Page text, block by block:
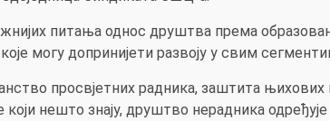
питања однос друштва према
могу допринијети развоју у свим
просвјетних радника, заштита
који нешто знају, друштво нерадника